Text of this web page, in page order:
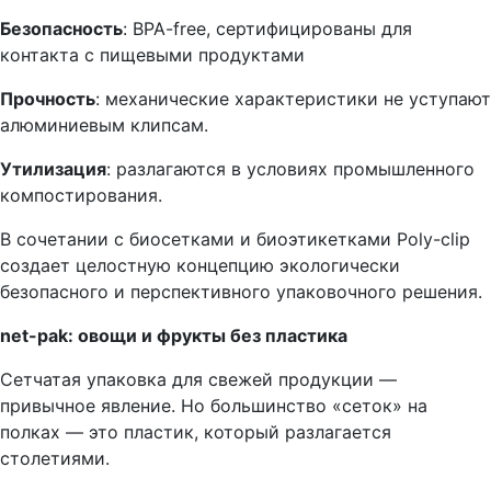
Безопасность: BPA-free, сертифицированы для
контакта с пищевыми продуктами
Прочность: механические характеристики не уступают
алюминиевым клипсам.
Утилизация: разлагаются в условиях промышленного
компостирования.
В сочетании с биосетками и биоэтикетками Poly-clip
создает целостную концепцию экологически
безопасного и перспективного упаковочного решения.
net-pak: овощи и фрукты без пластика
Сетчатая упаковка для свежей продукции —
привычное явление. Но большинство «сеток» на
полках — это пластик, который разлагается
столетиями.